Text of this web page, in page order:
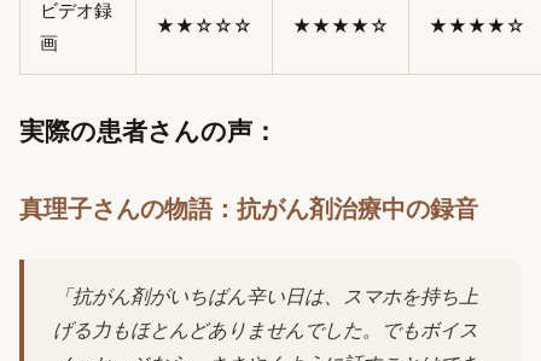
ビデオ録
画
★★☆☆☆ ★★★★☆ ★★★★☆
実際の患者さんの声：
真理子さんの物語：抗がん剤治療中の録音
「抗がん剤がいちばん辛い日は、スマホを持ち上
げる力もほとんどありませんでした。でもボイス